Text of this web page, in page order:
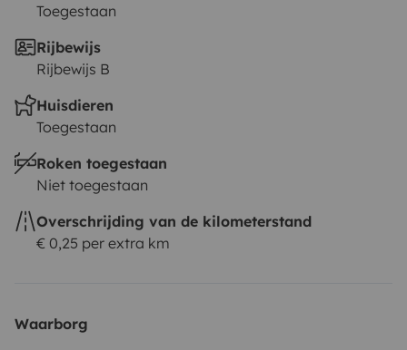
Toegestaan
Rijbewijs
Rijbewijs B
Huisdieren
Toegestaan
Roken toegestaan
Niet toegestaan
Overschrijding van de kilometerstand
€ 0,25 per extra km
Waarborg